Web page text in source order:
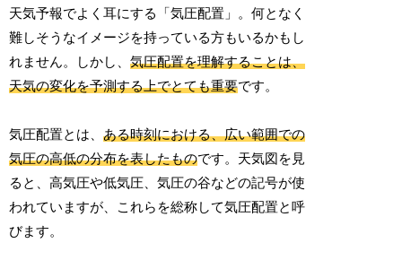
天気予報でよく耳にする「気圧配置」。何となく
難しそうなイメージを持っている方もいるかもし
れません。しかし、気圧配置を理解することは、
天気の変化を予測する上でとても重要です。
気圧配置とは、ある時刻における、広い範囲での
気圧の高低の分布を表したものです。天気図を見
ると、高気圧や低気圧、気圧の谷などの記号が使
われていますが、これらを総称して気圧配置と呼
びます。